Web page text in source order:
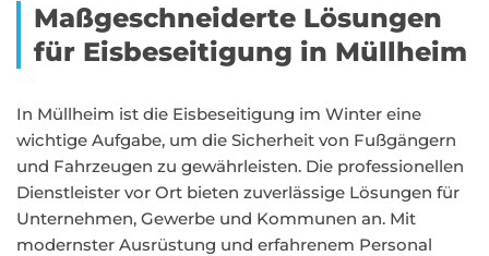
Maßgeschneiderte Lösungen
für Eisbeseitigung in Müllheim
In Müllheim ist die Eisbeseitigung im Winter eine
wichtige Aufgabe, um die Sicherheit von Fußgängern
und Fahrzeugen zu gewährleisten. Die professionellen
Dienstleister vor Ort bieten zuverlässige Lösungen für
Unternehmen, Gewerbe und Kommunen an. Mit
modernster Ausrüstung und erfahrenem Personal